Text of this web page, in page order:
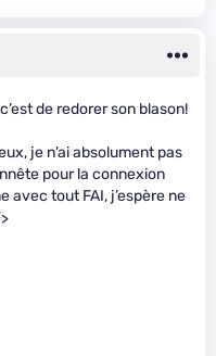
de redorer son blason!
je n’ai absolument pas
pour la connexion
avec tout FAI, j’espère ne